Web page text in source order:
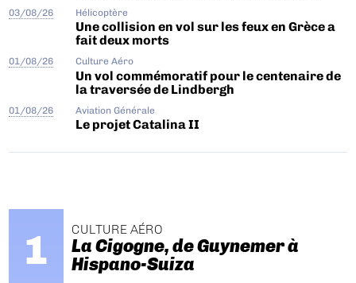
03/08/26 Hélicoptère
Une collision en vol sur les feux en Grèce a
fait deux morts
01/08/26 Culture Aéro
Un vol commémoratif pour le centenaire de
la traversée de Lindbergh
01/08/26 Aviation Générale
Le projet Catalina II
CULTURE AÉRO
La Cigogne, de Guynemer à
Hispano-Suiza